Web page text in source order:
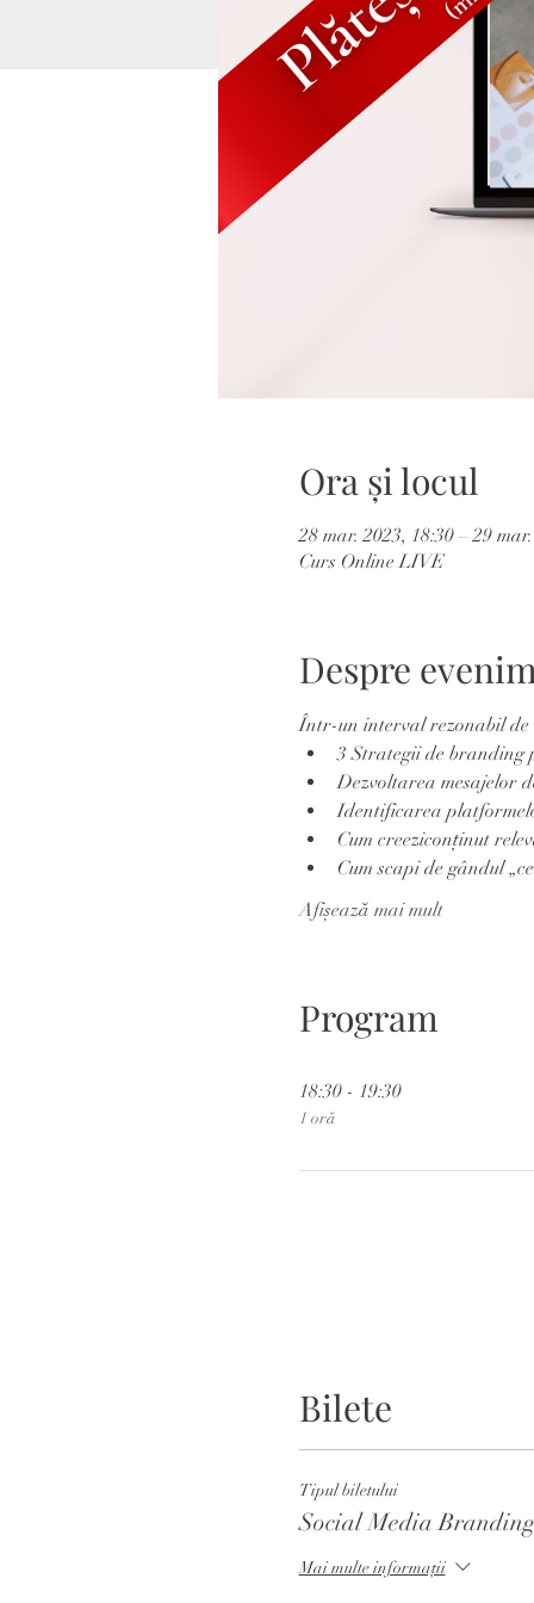
Ora și locul
28 mar. 2023, 18:30 – 29
Curs Online LIVE
Despre
Într-un interval rezonabil de
3 Strategii de branding
Dezvoltarea mesajelor
Identificarea
Cum creeziconținut
Cum scapi de gândul
Afișează mai mult
Program
18:30 - 19:30
1 oră
Bilete
Tipul biletului
Social Media Branding
Mai multe informații